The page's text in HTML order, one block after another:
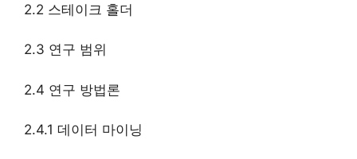
2.2 스테이크 홀더
2.3 연구 범위
2.4 연구 방법론
2.4.1 데이터 마이닝